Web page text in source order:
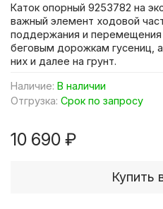
Наличие: В наличии
Отгрузка: Срок по запросу
10 690 ₽
Купить
Каток опорный 9253782 на
важный элемент ходовой
поддержания и перемещения
беговым дорожкам гусениц,
них и далее на грунт.